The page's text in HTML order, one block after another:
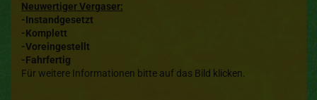
Neuwertiger Vergaser:
-Instandgesetzt
-Komplett
-Voreingestellt
-Fahrfertig
Für weitere Informationen bitte auf das Bild klicken.